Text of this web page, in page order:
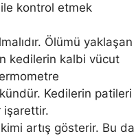
kontrol etmek
Ölümü yaklaşan
kedilerin kalbi vücut
Kedilerin patileri
işarettir.
artış gösterir. Bu da